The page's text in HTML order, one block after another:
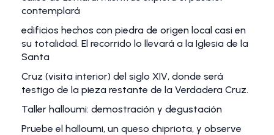
contemplará
edificios hechos con piedra de origen local casi en
su totalidad. El recorrido lo llevará a la Iglesia de la
Santa
Cruz (visita interior) del siglo XIV, donde será
testigo de la pieza restante de la Verdadera Cruz.
Taller halloumi: demostración y degustación
Pruebe el halloumi, un queso chipriota, y observe